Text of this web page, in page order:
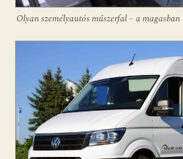
Olyan személyautós műszerfal – a magasban